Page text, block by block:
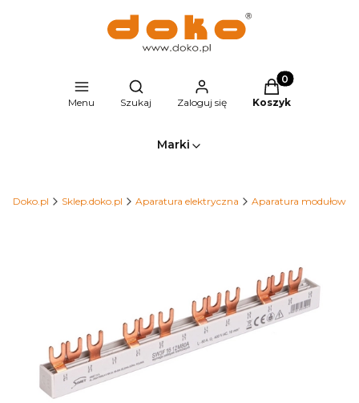
Menu
Otwórz wyszukiwarkę
Szukaj Zaloguj się
Produkty w
Koszyk
Marki
Doko.pl Sklep.doko.pl Aparatura elektryczna Aparatura modułowa